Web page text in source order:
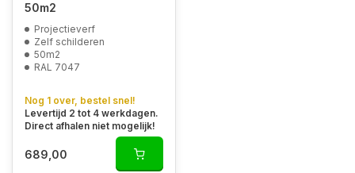
50m2
Projectieverf
Zelf schilderen
50m2
RAL 7047
Nog 1 over, bestel snel!
Levertijd 2 tot 4 werkdagen.
Direct afhalen niet mogelijk!
689,00